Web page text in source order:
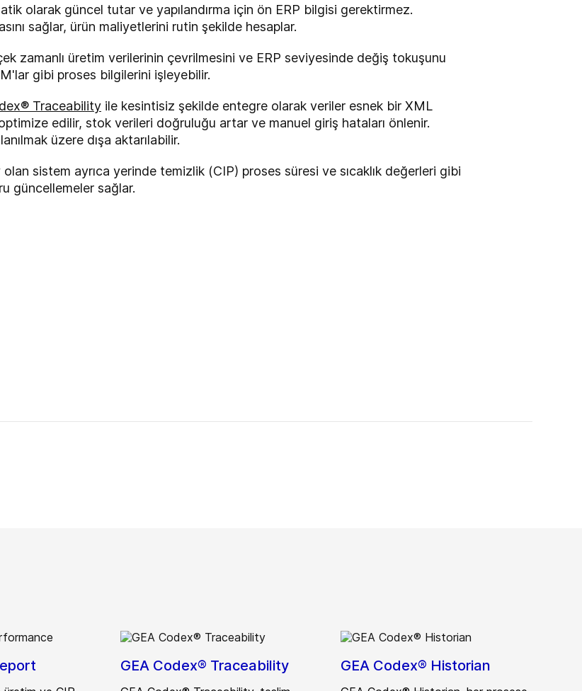
olarak güncel tutar ve yapılandırma için ön ERP bilgisi gerektirmez.
sağlar, ürün maliyetlerini rutin şekilde hesaplar.
zamanlı üretim verilerinin çevrilmesini ve ERP seviyesinde değiş tokuşunu
gibi proses bilgilerini işleyebilir.
Traceability ile kesintisiz şekilde entegre olarak veriler esnek bir XML
edilir, stok verileri doğruluğu artar ve manuel giriş hataları önlenir.
üzere dışa aktarılabilir.
sistem ayrıca yerinde temizlik (CIP) proses süresi ve sıcaklık değerleri gibi
güncellemeler sağlar.
GEA Codex® Traceability GEA Codex® Historian